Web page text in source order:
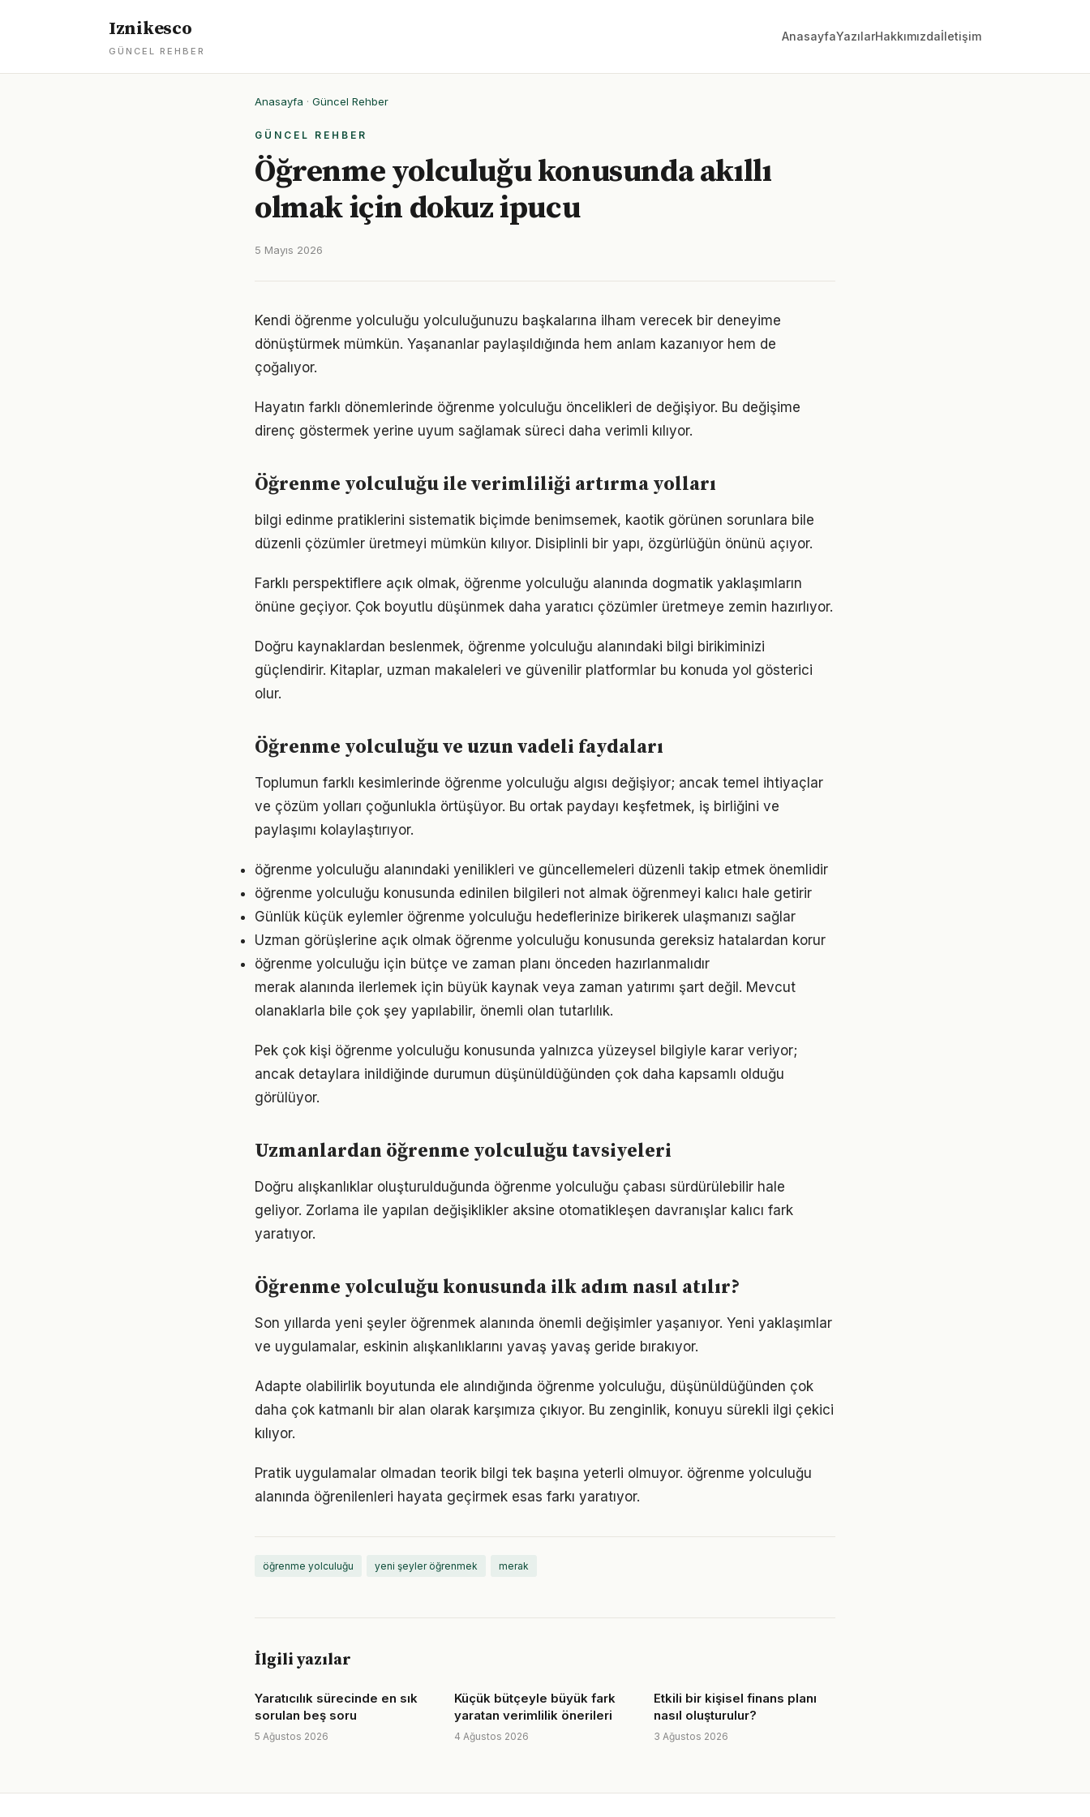
Iznikesco
GÜNCEL REHBER
AnasayfaYazılarHakkımızdaİletişim
Anasayfa · Güncel Rehber
GÜNCEL REHBER
Öğrenme yolculuğu konusunda akıllı
olmak için dokuz ipucu
5 Mayıs 2026
Kendi öğrenme yolculuğu yolculuğunuzu başkalarına ilham verecek bir deneyime
dönüştürmek mümkün. Yaşananlar paylaşıldığında hem anlam kazanıyor hem de
çoğalıyor.
Hayatın farklı dönemlerinde öğrenme yolculuğu öncelikleri de değişiyor. Bu değişime
direnç göstermek yerine uyum sağlamak süreci daha verimli kılıyor.
Öğrenme yolculuğu ile verimliliği artırma yolları
bilgi edinme pratiklerini sistematik biçimde benimsemek, kaotik görünen sorunlara bile
düzenli çözümler üretmeyi mümkün kılıyor. Disiplinli bir yapı, özgürlüğün önünü açıyor.
Farklı perspektiflere açık olmak, öğrenme yolculuğu alanında dogmatik yaklaşımların
önüne geçiyor. Çok boyutlu düşünmek daha yaratıcı çözümler üretmeye zemin hazırlıyor.
Doğru kaynaklardan beslenmek, öğrenme yolculuğu alanındaki bilgi birikiminizi
güçlendirir. Kitaplar, uzman makaleleri ve güvenilir platformlar bu konuda yol gösterici
olur.
Öğrenme yolculuğu ve uzun vadeli faydaları
Toplumun farklı kesimlerinde öğrenme yolculuğu algısı değişiyor; ancak temel ihtiyaçlar
ve çözüm yolları çoğunlukla örtüşüyor. Bu ortak paydayı keşfetmek, iş birliğini ve
paylaşımı kolaylaştırıyor.
öğrenme yolculuğu alanındaki yenilikleri ve güncellemeleri düzenli takip etmek önemlidir
öğrenme yolculuğu konusunda edinilen bilgileri not almak öğrenmeyi kalıcı hale getirir
Günlük küçük eylemler öğrenme yolculuğu hedeflerinize birikerek ulaşmanızı sağlar
Uzman görüşlerine açık olmak öğrenme yolculuğu konusunda gereksiz hatalardan korur
öğrenme yolculuğu için bütçe ve zaman planı önceden hazırlanmalıdır
merak alanında ilerlemek için büyük kaynak veya zaman yatırımı şart değil. Mevcut
olanaklarla bile çok şey yapılabilir, önemli olan tutarlılık.
Pek çok kişi öğrenme yolculuğu konusunda yalnızca yüzeysel bilgiyle karar veriyor;
ancak detaylara inildiğinde durumun düşünüldüğünden çok daha kapsamlı olduğu
görülüyor.
Uzmanlardan öğrenme yolculuğu tavsiyeleri
Doğru alışkanlıklar oluşturulduğunda öğrenme yolculuğu çabası sürdürülebilir hale
geliyor. Zorlama ile yapılan değişiklikler aksine otomatikleşen davranışlar kalıcı fark
yaratıyor.
Öğrenme yolculuğu konusunda ilk adım nasıl atılır?
Son yıllarda yeni şeyler öğrenmek alanında önemli değişimler yaşanıyor. Yeni yaklaşımlar
ve uygulamalar, eskinin alışkanlıklarını yavaş yavaş geride bırakıyor.
Adapte olabilirlik boyutunda ele alındığında öğrenme yolculuğu, düşünüldüğünden çok
daha çok katmanlı bir alan olarak karşımıza çıkıyor. Bu zenginlik, konuyu sürekli ilgi çekici
kılıyor.
Pratik uygulamalar olmadan teorik bilgi tek başına yeterli olmuyor. öğrenme yolculuğu
alanında öğrenilenleri hayata geçirmek esas farkı yaratıyor.
öğrenme yolculuğu yeni şeyler öğrenmek merak
İlgili yazılar
Yaratıcılık sürecinde en sık
sorulan beş soru
5 Ağustos 2026
Küçük bütçeyle büyük fark
yaratan verimlilik önerileri
4 Ağustos 2026
Etkili bir kişisel finans planı
nasıl oluşturulur?
3 Ağustos 2026